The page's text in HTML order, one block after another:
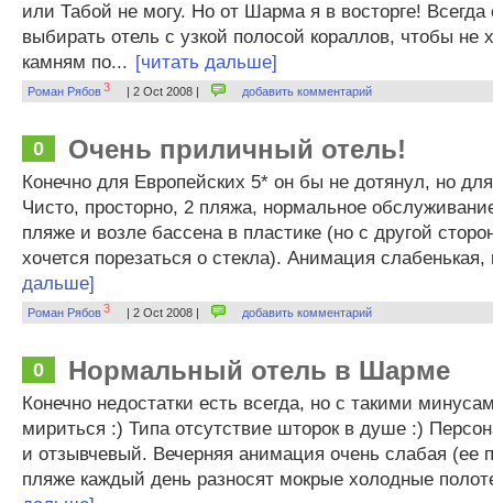
или Табой не могу. Но от Шарма я в восторге! Всегда
выбирать отель с узкой полосой кораллов, чтобы не
камням по... [читать дальше]
Роман Рябов3 | 2 Oct 2008 | добавить комментарий
0 Очень приличный отель!
Конечно для Европейских 5* он бы не дотянул, но
Чисто, просторно, 2 пляжа, нормальное
пляже и возле бассена в пластике (но с другой
хочется порезаться о стекла). Анимация
дальше]
Роман Рябов3 | 2 Oct 2008 | добавить комментарий
0 Нормальный отель в Шарме
Конечно недостатки есть всегда, но с такими
мириться :) Типа отсутствие шторок в душе :)
и отзывчевый. Вечерняя анимация очень слабая (ее
пляже каждый день разносят мокрые холодные